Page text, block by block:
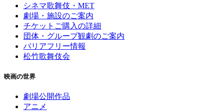
シネマ歌舞伎・MET
劇場・施設のご案内
チケットご購入の詳細
団体・グループ観劇のご案内
バリアフリー情報
松竹歌舞伎会
映画の世界
劇場公開作品
アニメ